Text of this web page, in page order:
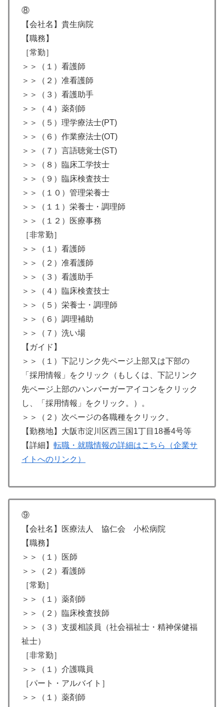
⑧
【会社名】貴生病院
【職務】
［常勤］
＞＞（１）看護師
＞＞（２）准看護師
＞＞（３）看護助手
＞＞（４）薬剤師
＞＞（５）理学療法士(PT)
＞＞（６）作業療法士(OT)
＞＞（７）言語聴覚士(ST)
＞＞（８）臨床工学技士
＞＞（９）臨床検査技士
＞＞（１０）管理栄養士
＞＞（１１）栄養士・調理師
＞＞（１２）医療事務
［非常勤］
＞＞（１）看護師
＞＞（２）准看護師
＞＞（３）看護助手
＞＞（４）臨床検査技士
＞＞（５）栄養士・調理師
＞＞（６）調理補助
＞＞（７）洗い場
【ガイド】
＞＞（１）下記リンク先ページ上部又は下部の
「採用情報」をクリック（もしくは、下記リンク
先ページ上部のハンバーガーアイコンをクリック
し、「採用情報」をクリック。）。
＞＞（２）次ページの各職種をクリック。
【勤務地】大阪市淀川区西三国1丁目18番4号等
【詳細】 転職・就職情報の詳細はこちら（企業サ
イトへのリンク）
⑨
【会社名】医療法人 協仁会 小松病院
【職務】
＞＞（１）医師
＞＞（２）看護師
［常勤］
＞＞（１）薬剤師
＞＞（２）臨床検査技師
＞＞（３）支援相談員（社会福祉士・精神保健福
祉士）
［非常勤］
＞＞（１）介護職員
［パート・アルバイト］
＞＞（１）薬剤師